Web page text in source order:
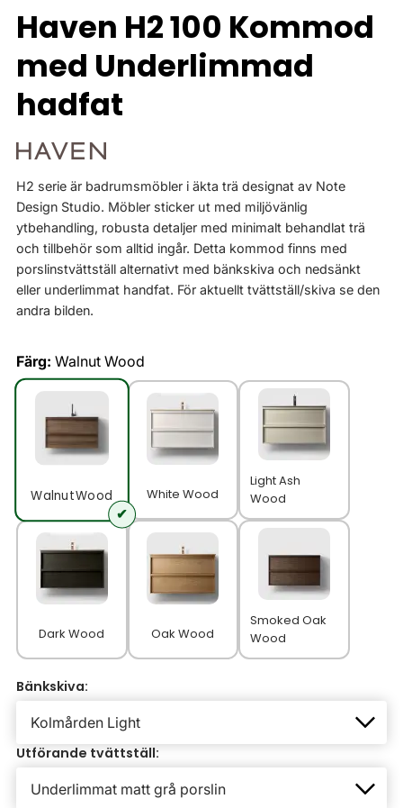
Haven H2 100 Kommod
med Underlimmad
hadfat
H2 serie är badrumsmöbler i äkta trä designat av Note
Design Studio. Möbler sticker ut med miljövänlig
ytbehandling, robusta detaljer med minimalt behandlat trä
och tillbehör som alltid ingår. Detta kommod finns med
porslinstvättställ alternativt med bänkskiva och nedsänkt
eller underlimmat handfat. För aktuellt tvättställ/skiva se den
andra bilden.
Färg: Walnut Wood
Walnut Wood White Wood
Light Ash
Wood
Dark Wood Oak Wood
Smoked Oak
Wood
Bänkskiva:
Utförande tvättställ: